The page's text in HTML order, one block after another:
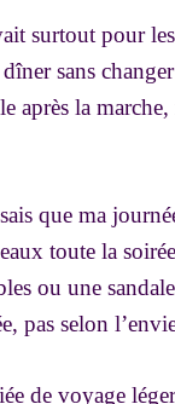
surtout pour
sans
après la
que ma
toute la
ou une
pas selon
de voyage